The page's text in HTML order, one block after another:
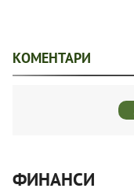
КОМЕНТАРИ
ФИНАНСИ